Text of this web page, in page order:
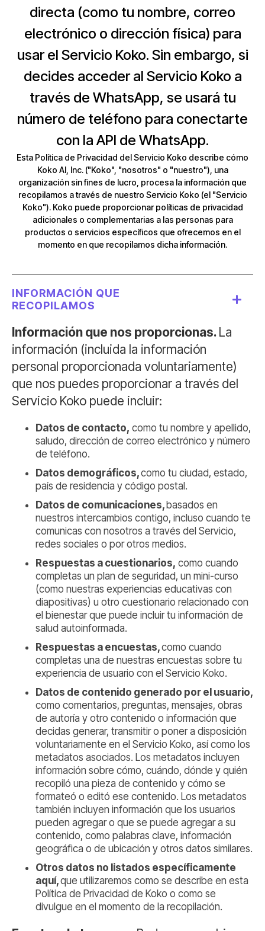
directa (como tu nombre, correo
electrónico o dirección física) para
usar el Servicio Koko. Sin embargo, si
decides acceder al Servicio Koko a
través de WhatsApp, se usará tu
número de teléfono para conectarte
con la API de WhatsApp.
Esta Política de Privacidad del Servicio Koko describe cómo
Koko AI, Inc. ("Koko", "nosotros" o "nuestro"), una
organización sin fines de lucro, procesa la información que
recopilamos a través de nuestro Servicio Koko (el "Servicio
Koko"). Koko puede proporcionar políticas de privacidad
adicionales o complementarias a las personas para
productos o servicios específicos que ofrecemos en el
momento en que recopilamos dicha información.
INFORMACIÓN QUE
RECOPILAMOS
Información que nos proporcionas. La
información (incluida la información
personal proporcionada voluntariamente)
que nos puedes proporcionar a través del
Servicio Koko puede incluir:
Datos de contacto, como tu nombre y apellido,
saludo, dirección de correo electrónico y número
de teléfono.
Datos demográficos,como tu ciudad, estado,
país de residencia y código postal.
Datos de comunicaciones, basados en
nuestros intercambios contigo, incluso cuando te
comunicas con nosotros a través del Servicio,
redes sociales o por otros medios.
Respuestas a cuestionarios, como cuando
completas un plan de seguridad, un mini-curso
(como nuestras experiencias educativas con
diapositivas) u otro cuestionario relacionado con
el bienestar que puede incluir tu información de
salud autoinformada.
Respuestas a encuestas,como cuando
completas una de nuestras encuestas sobre tu
experiencia de usuario con el Servicio Koko.
Datos de contenido generado por el usuario,
como comentarios, preguntas, mensajes, obras
de autoría y otro contenido o información que
decidas generar, transmitir o poner a disposición
voluntariamente en el Servicio Koko, así como los
metadatos asociados. Los metadatos incluyen
información sobre cómo, cuándo, dónde y quién
recopiló una pieza de contenido y cómo se
formateó o editó ese contenido. Los metadatos
también incluyen información que los usuarios
pueden agregar o que se puede agregar a su
contenido, como palabras clave, información
geográfica o de ubicación y otros datos similares.
Otros datos no listados específicamente
aquí,que utilizaremos como se describe en esta
Política de Privacidad de Koko o como se
divulgue en el momento de la recopilación.